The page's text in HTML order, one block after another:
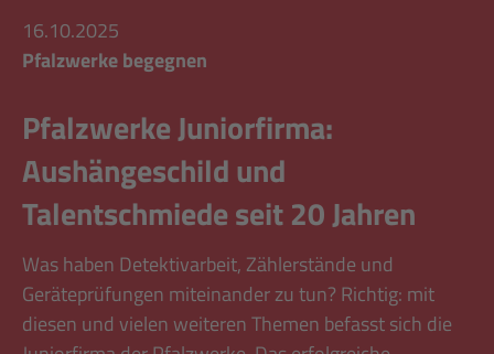
16.10.2025
Pfalzwerke begegnen
Pfalzwerke Juniorfirma:
Aushängeschild und
Talentschmiede seit 20 Jahren
Was haben Detektivarbeit, Zählerstände und
Geräteprüfungen miteinander zu tun? Richtig: mit
diesen und vielen weiteren Themen befasst sich die